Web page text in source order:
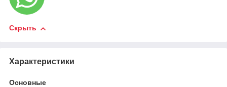
Скрыть
Характеристики
Основные